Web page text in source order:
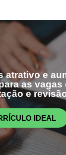
atrativo e
as vagas
e
IDEAL